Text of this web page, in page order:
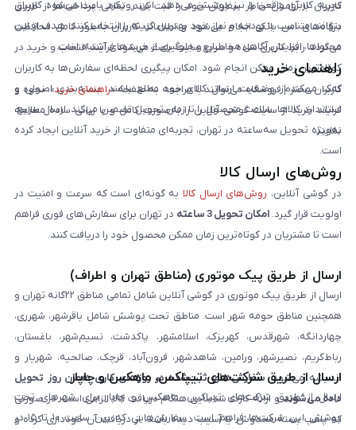
تجربه کاربری واقعی را نیز پوشش می‌دهد. این رویکرد باعث می‌شود کاربران
بتوانند متناسب با بودجه و نیاز خود بهترین گزینه را انتخاب کنند. هدف از این
محتواها، افزایش آگاهی مخاطبان و جلوگیری از خریدهای اشتباه است.
کاربران با آرامش خاطر سفارش خود را ثبت کنند. تمامی پرداخت‌ها از طریق
درگاه‌های امن بانکی انجام می‌شود و اطلاعات کاربران به‌طور کامل محافظت
می‌گردد. رابط کاربری ساده و سریع سایت باعث می‌شود فرآیند انتخاب و خرید در
کوتاه‌ترین زمان ممکن انجام شود. امکان پیگیری لحظه‌ای سفارش‌ها به کاربران
کمک می‌کند از وضعیت ارسال کالای خود مطلع باشند. بسته‌بندی اصولی و
استاندارد کالاها، سلامت محصول را تا زمان تحویل تضمین می‌کند. ارسال سریع،
به‌ویژه تحویل سه‌ساعته در تهران، تجربه‌ای متفاوت از خرید آنلاین ایجاد کرده
است.
راهنمای خرید
کاربران محترم فروشگاه می‌توانند با مراجعه به صفحه «راهنمای خرید»، نحوه و
فرایند خرید از سایت گوشی آنلاین را به‌صورت کامل و با زبانی ساده مطالعه
نمایند.
روش‌های ارسال کالا
در گوشی آنلاین، روش‌های ارسال کالا به گونه‌ای است که سرعت و امنیت در
اولویت قرار گیرد. امکان تحویل 3 ساعته
در تهران برای سفارش‌های فوری فراهم
است تا مشتریان در کوتاه‌ترین زمان ممکن محصول خود را دریافت کنند.
ارسال از طریق پیک موتوری (مناطق تهران و اطراف)
ارسال از طریق پیک موتوری در گوشی آنلاین شامل تمامی مناطق ۲۲گانه تهران و
همچنین مناطق حومه شهر است. مناطق تحت پوشش شامل باقرشهر، شهرری،
چهاردانگه، شهرقدس، کهریزک، اسلامشهر، پاکدشت، نسیم‌شهر، باغستان،
رباط‌کریم، نصیرشهر، ورامین، شاهدشهر، فرون‌آباد، قرچک، صالحیه، شهریار و
اندیشه می‌شود. سفارش‌های ثبت‌شده در روزهای کاری همان روز تحویل
داده می‌شوندو ارائه کارت شناسایی هنگام دریافت کالا الزامی است. در صورتی
که پلمپ بسته مخدوش یا آسیب دیده باشد، از دریافت آن خودداری کرده و
ارسال از طریق شرکت‌های تیپاکس، ماهکس و چاپار
ارسال از طریق شرکت‌های تیپاکس، ماهکس و چاپار برای شهرهای تحت
پوشش این شرکت‌ها فراهم است. سفارش‌هایی که بین ساعت ۱۰ تا ۱۵ در